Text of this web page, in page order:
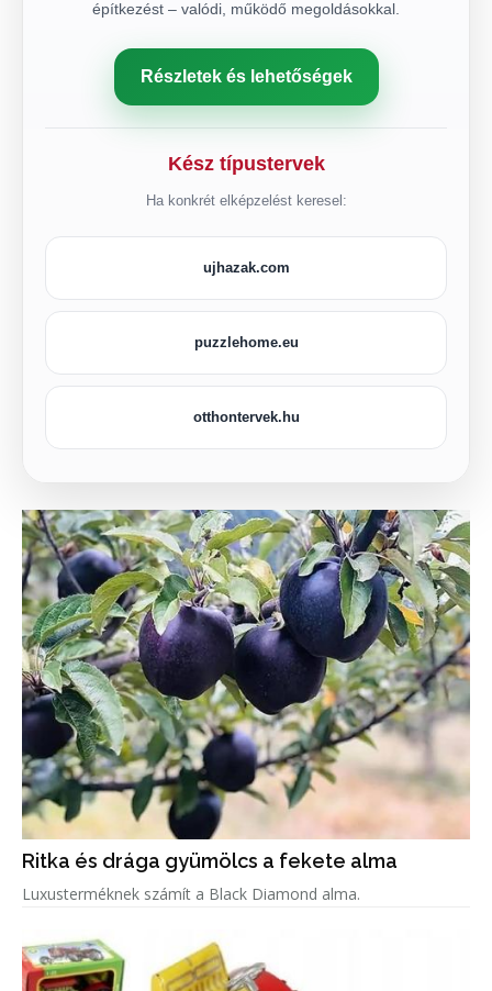
építkezést – valódi, működő megoldásokkal.
Részletek és lehetőségek
Kész típustervek
Ha konkrét elképzelést keresel:
ujhazak.com
puzzlehome.eu
otthontervek.hu
Ritka és drága gyümölcs a fekete alma
Luxusterméknek számít a Black Diamond alma.